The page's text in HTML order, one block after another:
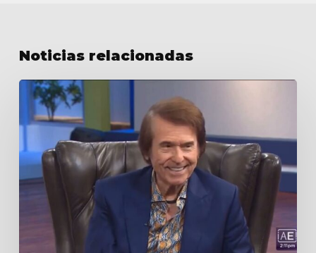
Noticias relacionadas
Ahora